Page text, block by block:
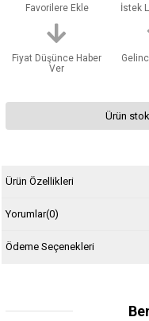
Favorilere Ekle İstek
Fiyat Düşünce Haber
Ver
Ürün
Ürün Özellikleri
Yorumlar(0)
Ödeme Seçenekleri